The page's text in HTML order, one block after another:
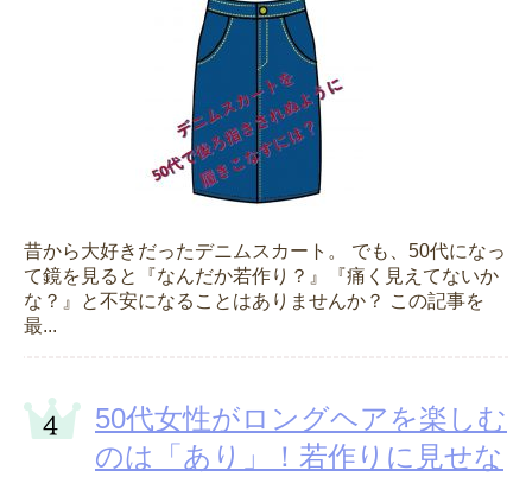
昔から大好きだったデニムスカート。 でも、50代になっ
て鏡を見ると『なんだか若作り？』『痛く見えてないか
な？』と不安になることはありませんか？ この記事を
最...
50代女性がロングヘアを楽しむ
のは「あり」！若作りに見せな